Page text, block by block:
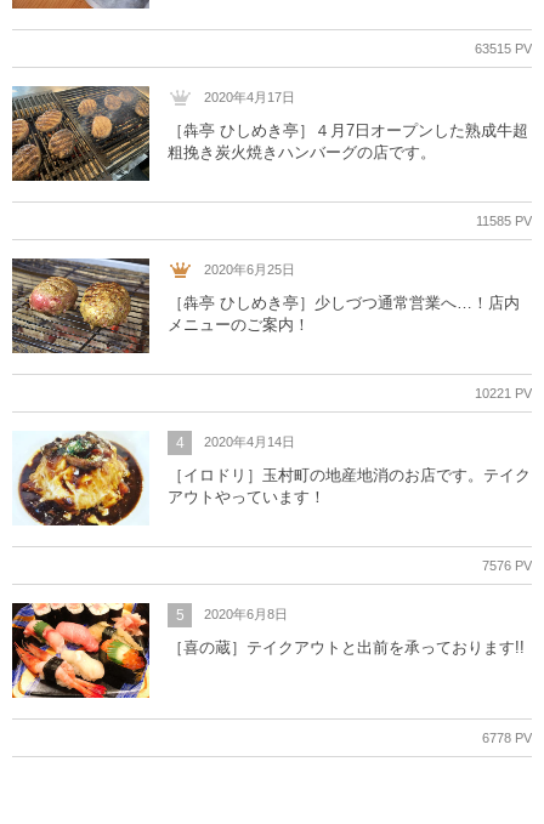
63515 PV
2020年4月17日
［犇亭 ひしめき亭］４月7日オープンした熟成牛超
粗挽き炭火焼きハンバーグの店です。
11585 PV
2020年6月25日
［犇亭 ひしめき亭］少しづつ通常営業へ…！店内
メニューのご案内！
10221 PV
4 2020年4月14日
［イロドリ］玉村町の地産地消のお店です。テイク
アウトやっています！
7576 PV
5 2020年6月8日
［喜の蔵］テイクアウトと出前を承っております!!
6778 PV